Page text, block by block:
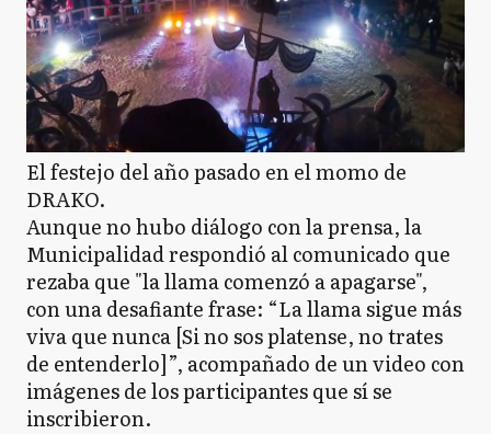
El festejo del año pasado en el momo de
DRAKO.
Aunque no hubo diálogo con la prensa, la
Municipalidad respondió al comunicado que
rezaba que "la llama comenzó a apagarse",
con una desafiante frase: “La llama sigue más
viva que nunca [Si no sos platense, no trates
de entenderlo]”, acompañado de un video con
imágenes de los participantes que sí se
inscribieron.